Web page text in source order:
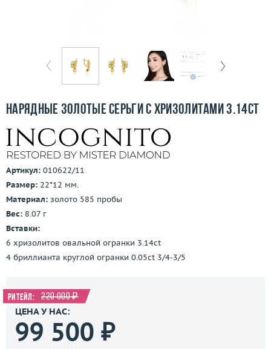
О компании
Контакты
3D-тур по шоуруму
Нарядные золотые серьги с хризолитами 3.14ct
Артикул: 010622/11
Размер: 22*12 мм.
Материал: золото 585 пробы
Вес: 8.07 г
Вставки:
6 хризолитов овальной огранки 3.14ct
4 бриллианта круглой огранки 0.05ct 3/4-3/5
Ритейл: 220 000 ₽
ЦЕНА У НАС:
99 500 ₽